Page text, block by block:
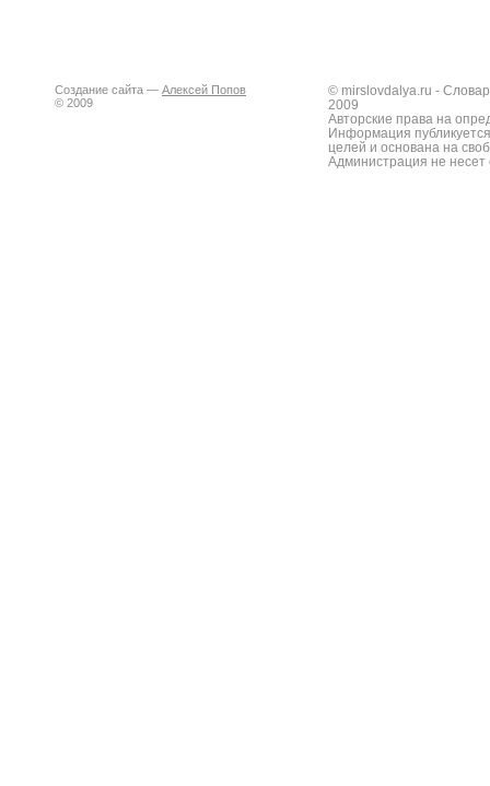
Создание сайта — Алексей Попов
© 2009
© mirslovdalya.ru -
2009
Авторские права на
Информация
целей и основана на
Администрация не несет